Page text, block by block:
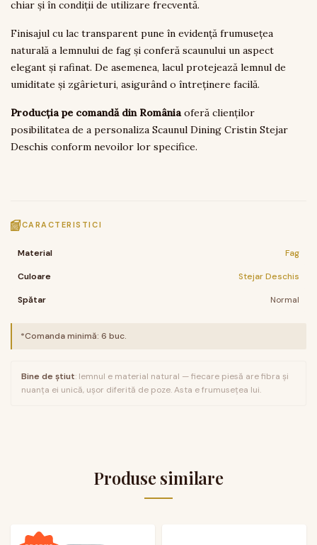
chiar și în condiții de utilizare frecventă.
Finisajul cu lac transparent pune în evidență frumusețea
naturală a lemnului de fag și conferă scaunului un aspect
elegant și rafinat. De asemenea, lacul protejează lemnul de
umiditate și zgârieturi, asigurând o întreținere facilă.
Producția pe comandă din Româniaoferă clienților
posibilitatea de a personaliza Scaunul Dining Cristin Stejar
Deschis conform nevoilor lor specifice.
CARACTERISTICI
Material Fag
Culoare Stejar Deschis
Spătar Normal
*Comanda minimă: 6 buc.
Bine de știut: lemnul e material natural — fiecare piesă are fibra și
nuanța ei unică, ușor diferită de poze. Asta e frumusețea lui.
Produse similare